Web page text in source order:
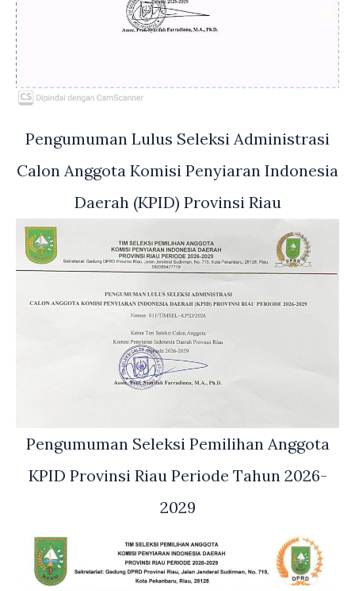
Pengumuman Lulus Seleksi Administrasi
Calon Anggota Komisi Penyiaran Indonesia
Daerah (KPID) Provinsi Riau
Pengumuman Seleksi Pemilihan Anggota
KPID Provinsi Riau Periode Tahun 2026-
2029